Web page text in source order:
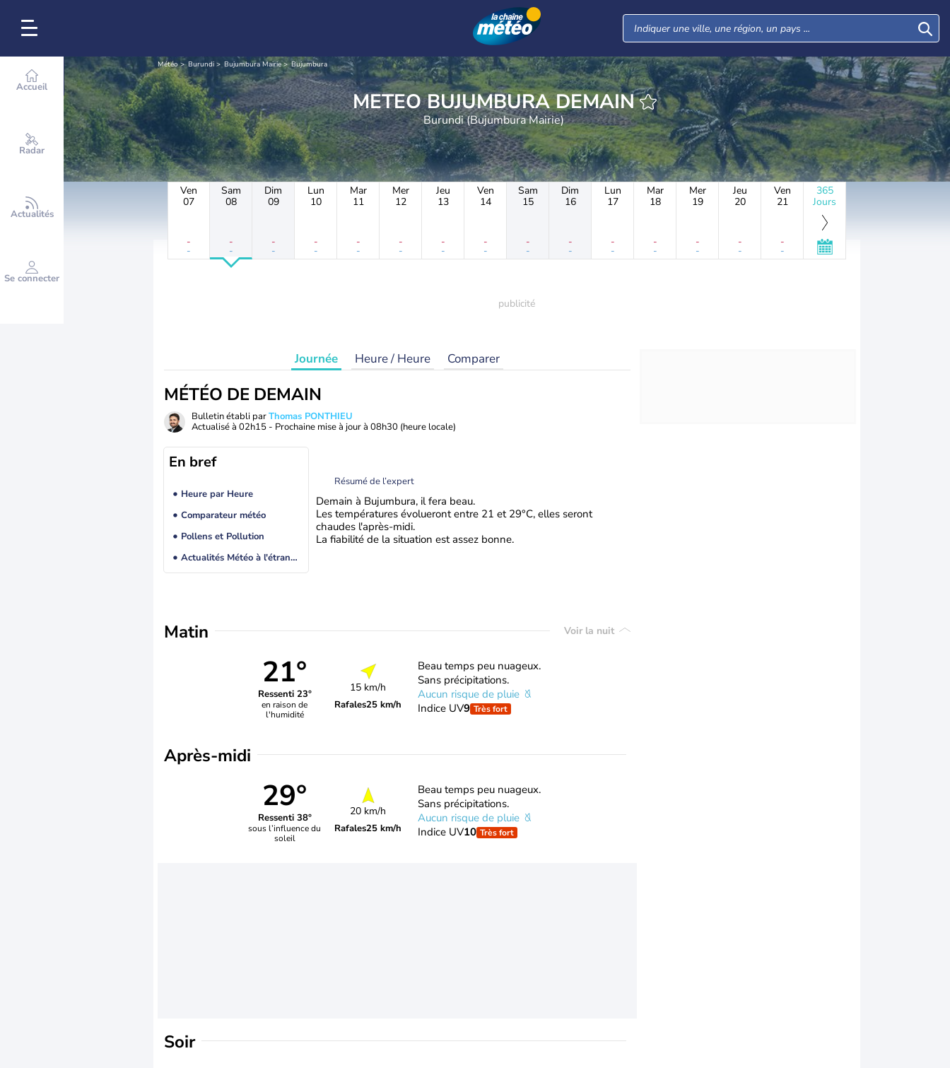
Accueil
Radar
Actualités
Se connecter
Météo Burundi Bujumbura Mairie Bujumbura
METEO BUJUMBURA DEMAIN
Burundi (Bujumbura Mairie)
Ven
07
-
-
Sam
08
-
-
Dim
09
-
-
Lun
10
-
-
Mar
11
-
-
Mer
12
-
-
Jeu
13
-
-
Ven
14
-
-
Sam
15
-
-
Dim
16
-
-
Lun
17
-
-
Mar
18
-
-
Mer
19
-
-
Jeu
20
-
-
Ven
21
-
-
365
Jours
Journée Heure / Heure Comparer
MÉTÉO DE DEMAIN
Bulletin établi parThomas PONTHIEU
Actualisé à 02h15 - Prochaine mise à jour à 08h30 (heure locale)
En bref
Heure par Heure
Comparateur météo
Pollens et Pollution
Actualités Météo à l'étranger
Résumé de l’expert
Demain à Bujumbura, il fera beau.
Les températures évolueront entre 21 et 29°C, elles seront
chaudes l'après-midi.
La fiabilité de la situation est assez bonne.
Matin Voir la nuit
21°
Ressenti 23°
en raison de
l'humidité
15 km/h
Rafales25 km/h
Beau temps peu nuageux.
Sans précipitations.
Aucun risque de pluie
Indice UV9 Très fort
Après-midi
29°
Ressenti 38°
sous l’influence du
soleil
20 km/h
Rafales25 km/h
Beau temps peu nuageux.
Sans précipitations.
Aucun risque de pluie
Indice UV10 Très fort
Soir